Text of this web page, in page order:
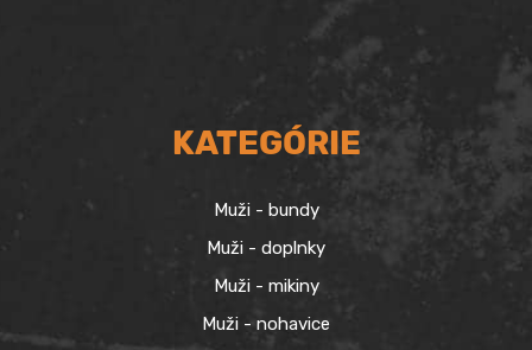
KATEGÓRIE
Muži - bundy
Muži - doplnky
Muži - mikiny
Muži - nohavice